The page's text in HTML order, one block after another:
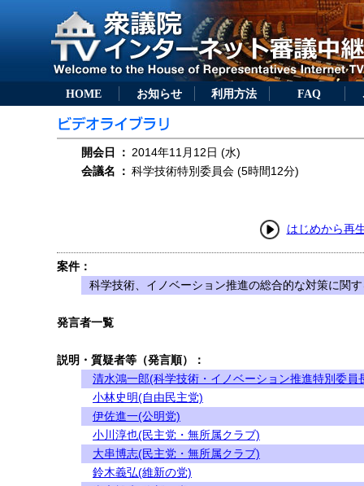
HOME お知らせ 利用方法 FAQ
開会日 ： 2014年11月12日 (水)
会議名
： 科学技術特別委員会 (5時間12分)
はじめから再
案件：
科学技術、イノベーション推進の総合的な対策に関
発言者一覧
説明・質疑者等（発言順）：
清水鴻一郎(科学技術・イノベーション推進特別委員
小林史明(自由民主党)
伊佐進一(公明党)
小川淳也(民主党・無所属クラブ)
大串博志(民主党・無所属クラブ)
鈴木義弘(維新の党)